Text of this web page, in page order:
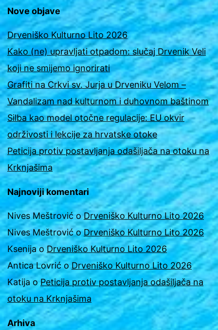
Nove objave
Drveniško Kulturno Lito 2026
Kako (ne) upravljati otpadom: slučaj Drvenik Veli
koji ne smijemo ignorirati
Grafiti na Crkvi sv. Jurja u Drveniku Velom –
Vandalizam nad kulturnom i duhovnom baštinom
Silba kao model otočne regulacije: EU okvir
održivosti i lekcije za hrvatske otoke
Peticija protiv postavljanja odašiljača na otoku na
Krknjašima
Najnoviji komentari
Nives MeštrovićoDrveniško Kulturno Lito 2026
Nives MeštrovićoDrveniško Kulturno Lito 2026
Ksenija oDrveniško Kulturno Lito 2026
Antica Lovrić oDrveniško Kulturno Lito 2026
KatijaoPeticija protiv postavljanja odašiljača na
otoku na Krknjašima
Arhiva